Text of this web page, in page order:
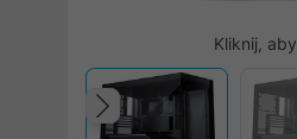
Kliknij,
Poprzedni